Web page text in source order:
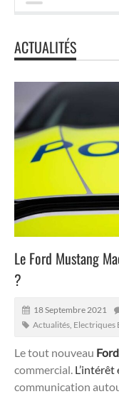
ACTUALITÉS
Le Ford Mustang
?
18 Septembre 2021
Actualités Electriques
Le tout nouveau
commercial.
communication